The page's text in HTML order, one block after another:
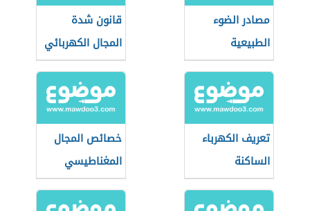
مصادر الضوء
الطبيعية
والاصطناعية
قانون شدة
المجال الكهربائي
تعريف الكهرباء
الساكنة
خصائص المجال
المغناطيسي